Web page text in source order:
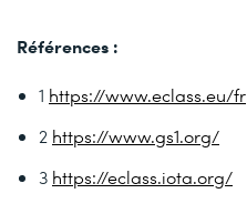
Références :
1 https://www.eclass.eu/fr
2 https://www.gs1.org/
3 https://eclass.iota.org/